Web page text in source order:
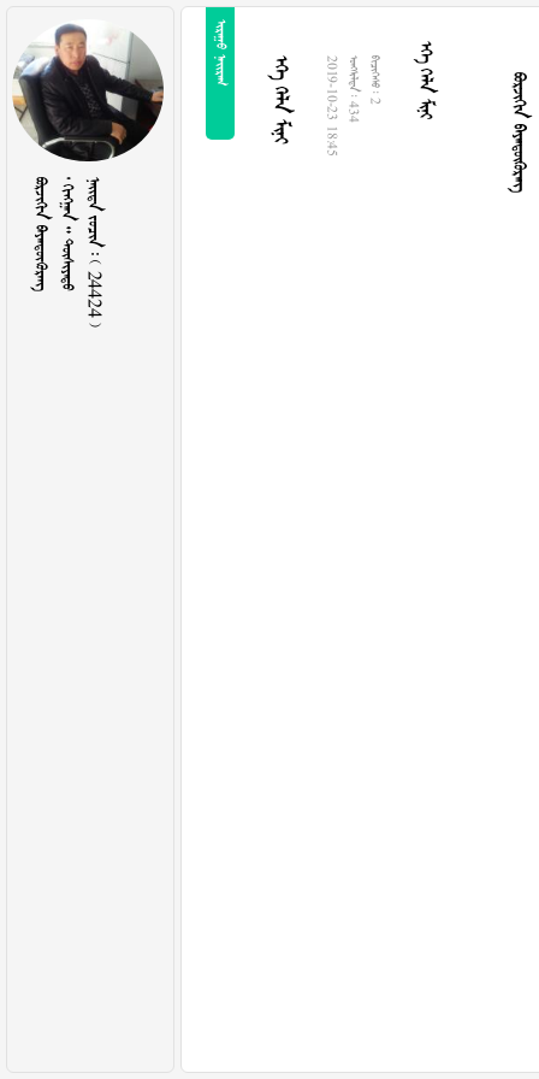
        24424 
 
   2019-10-23 18:45  434  2     